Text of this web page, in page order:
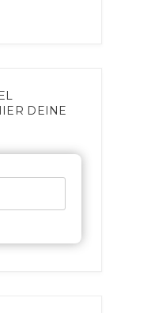
DEINE